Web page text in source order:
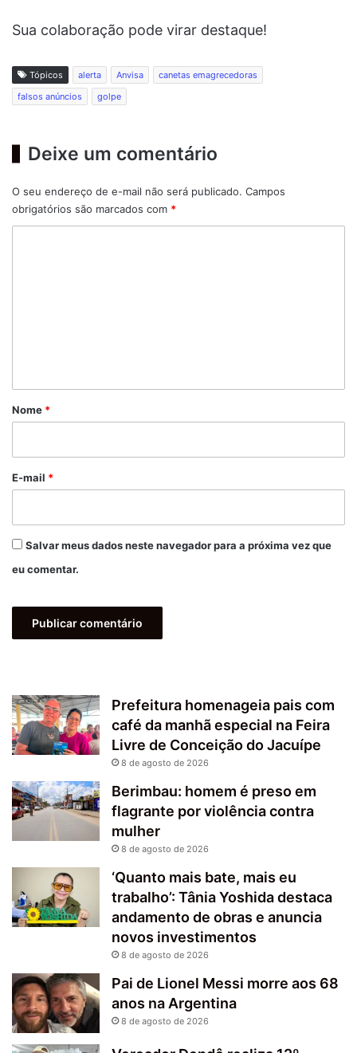
Sua colaboração pode virar destaque!
Tópicos alerta Anvisa
canetas emagrecedoras
falsos anúncios
golpe
Deixe um comentário
O seu endereço de e-mail não será publicado. Campos
obrigatórios são marcados com *
r
*
Nome *
E-mail *
Salvar meus dados neste navegador para a próxima vez que
eu comentar.
Prefeitura homenageia pais com
café da manhã especial na Feira
Livre de Conceição do Jacuípe
8 de agosto de 2026
Berimbau: homem é preso em
flagrante por violência contra
mulher
8 de agosto de 2026
‘Quanto mais bate, mais eu
trabalho’: Tânia Yoshida destaca
andamento de obras e anuncia
novos investimentos
8 de agosto de 2026
Pai de Lionel Messi morre aos 68
anos na Argentina
8 de agosto de 2026